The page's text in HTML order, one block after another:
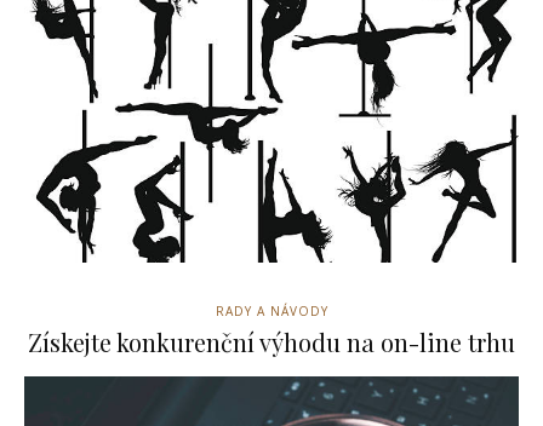
RADY A NÁVODY
Získejte konkurenční výhodu na on-line trhu